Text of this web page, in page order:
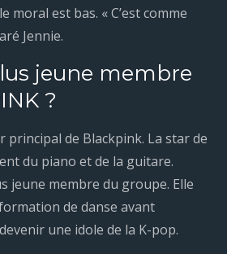
moral est bas. « C’est comme
Jennie.
jeune membre
?
principal de Blackpink. La star de
du piano et de la guitare.
jeune membre du groupe. Elle
de danse avant
une idole de la K-pop.